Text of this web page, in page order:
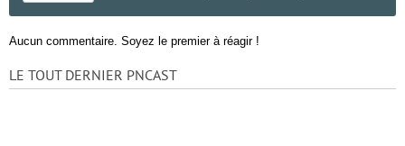
Aucun commentaire. Soyez le premier à réagir !
LE TOUT DERNIER PNCAST